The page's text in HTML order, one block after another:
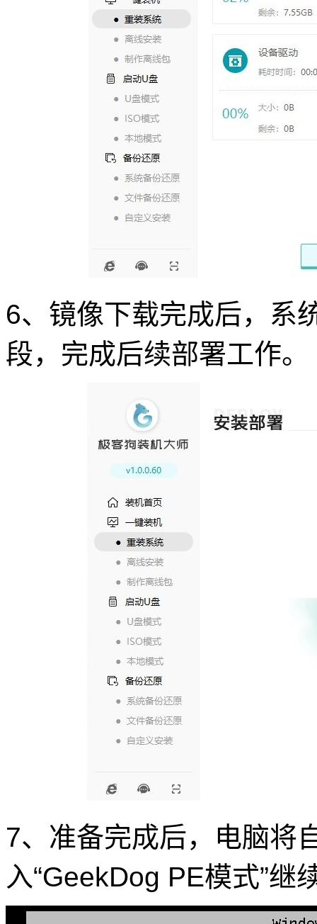
6、镜像下载完成后，系
段，完成后续部署工作。
7、准备完成后，电脑将
入“GeekDog PE模式”继